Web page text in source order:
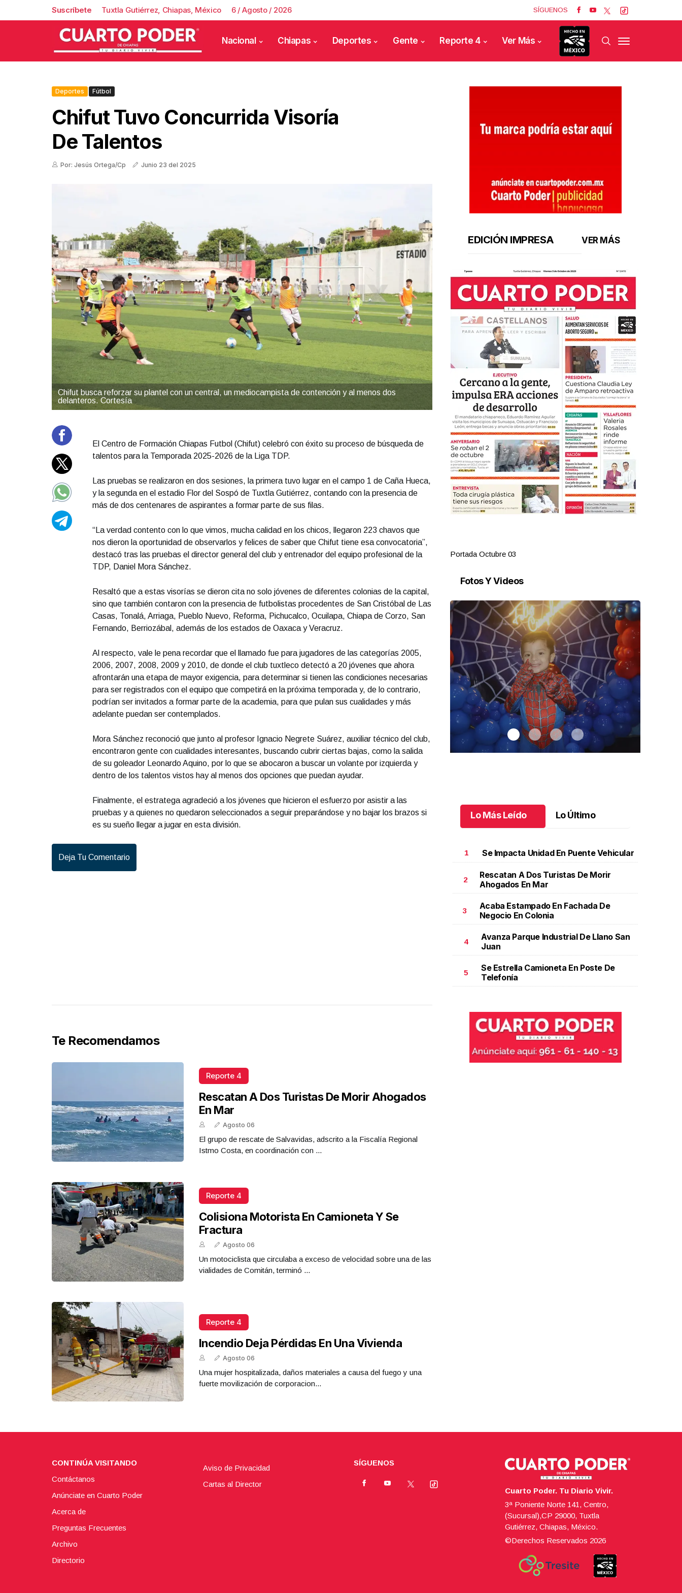
Suscríbete Tuxtla Gutiérrez, Chiapas, México 6 / Agosto / 2026 SÍGUENOS
Nacional Chiapas Deportes Gente Reporte 4 Ver Más
Deportes Fútbol
Chifut Tuvo Concurrida Visoría
De Talentos
Por: Jesús Ortega/Cp Junio 23 del 2025
Chifut busca reforzar su plantel con un central, un mediocampista de contención y al menos dos
delanteros. Cortesía
El Centro de Formación Chiapas Futbol (Chifut) celebró con éxito su proceso de búsqueda de
talentos para la Temporada 2025-2026 de la Liga TDP.
Las pruebas se realizaron en dos sesiones, la primera tuvo lugar en el campo 1 de Caña Hueca,
y la segunda en el estadio Flor del Sospó de Tuxtla Gutiérrez, contando con la presencia de
más de dos centenares de aspirantes a formar parte de sus filas.
“La verdad contento con lo que vimos, mucha calidad en los chicos, llegaron 223 chavos que
nos dieron la oportunidad de observarlos y felices de saber que Chifut tiene esa convocatoria”,
destacó tras las pruebas el director general del club y entrenador del equipo profesional de la
TDP, Daniel Mora Sánchez.
Resaltó que a estas visorías se dieron cita no solo jóvenes de diferentes colonias de la capital,
sino que también contaron con la presencia de futbolistas procedentes de San Cristóbal de Las
Casas, Tonalá, Arriaga, Pueblo Nuevo, Reforma, Pichucalco, Ocuilapa, Chiapa de Corzo, San
Fernando, Berriozábal, además de los estados de Oaxaca y Veracruz.
Al respecto, vale le pena recordar que el llamado fue para jugadores de las categorías 2005,
2006, 2007, 2008, 2009 y 2010, de donde el club tuxtleco detectó a 20 jóvenes que ahora
afrontarán una etapa de mayor exigencia, para determinar si tienen las condiciones necesarias
para ser registrados con el equipo que competirá en la próxima temporada y, de lo contrario,
podrían ser invitados a formar parte de la academia, para que pulan sus cualidades y más
adelante puedan ser contemplados.
Mora Sánchez reconoció que junto al profesor Ignacio Negrete Suárez, auxiliar técnico del club,
encontraron gente con cualidades interesantes, buscando cubrir ciertas bajas, como la salida
de su goleador Leonardo Aquino, por lo que se abocaron a buscar un volante por izquierda y
dentro de los talentos vistos hay al menos dos opciones que puedan ayudar.
Finalmente, el estratega agradeció a los jóvenes que hicieron el esfuerzo por asistir a las
pruebas y a quienes no quedaron seleccionados a seguir preparándose y no bajar los brazos si
es su sueño llegar a jugar en esta división.
Deja Tu Comentario
Te Recomendamos
Reporte 4
Rescatan A Dos Turistas De Morir Ahogados
En Mar
Agosto 06
El grupo de rescate de Salvavidas, adscrito a la Fiscalía Regional
Istmo Costa, en coordinación con ...
Reporte 4
Colisiona Motorista En Camioneta Y Se
Fractura
Agosto 06
Un motociclista que circulaba a exceso de velocidad sobre una de las
vialidades de Comitán, terminó ...
Reporte 4
Incendio Deja Pérdidas En Una Vivienda
Agosto 06
Una mujer hospitalizada, daños materiales a causa del fuego y una
fuerte movilización de corporacion...
EDICIÓN IMPRESA VER MÁS
Portada Septiembre 30 Portada Octubre 03
Fotos Y Videos
Santiago cumplió 3 años .Santiago cumplió 3 años
Lo Más Leído Lo Último
1 Se Impacta Unidad En Puente Vehicular
2
Rescatan A Dos Turistas De Morir
Ahogados En Mar
3
Acaba Estampado En Fachada De
Negocio En Colonia
4
Avanza Parque Industrial De Llano San
Juan
5
Se Estrella Camioneta En Poste De
Telefonía
CONTINÚA VISITANDO
Contáctanos
Anúnciate en Cuarto Poder
Acerca de
Preguntas Frecuentes
Archivo
Directorio
Aviso de Privacidad
Cartas al Director
SÍGUENOS
Cuarto Poder. Tu Diario Vivir.
3ª Poniente Norte 141, Centro,
(Sucursal),CP 29000, Tuxtla
Gutiérrez, Chiapas, México.
©Derechos Reservados 2026